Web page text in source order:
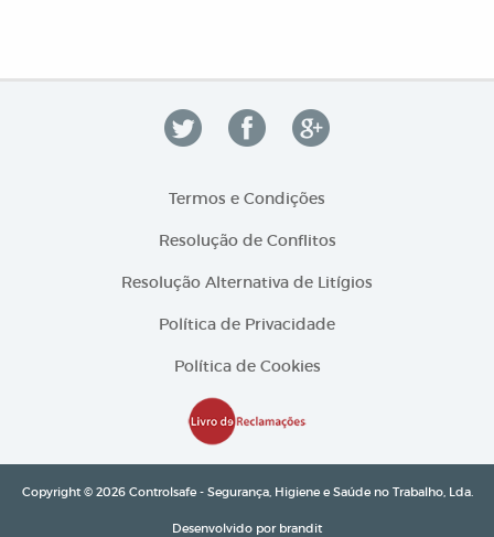
Termos e Condições
Resolução de Conflitos
Resolução Alternativa de Litígios
Política de Privacidade
Política de Cookies
Copyright © 2026 Controlsafe - Segurança, Higiene e Saúde no Trabalho, Lda.
Desenvolvido por brandit